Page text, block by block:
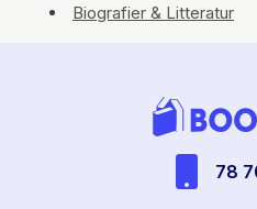
Biografier & Litteratur
78